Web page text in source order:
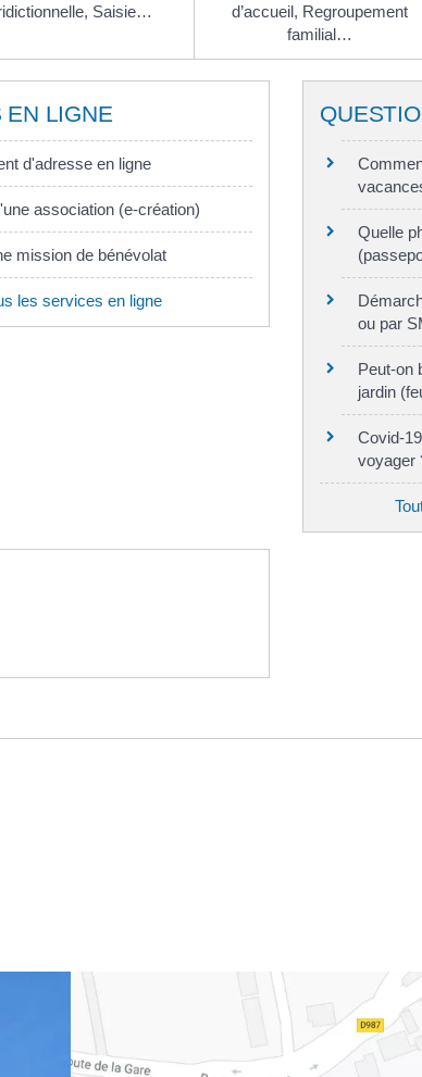
Saisie…
d’accueil, Regroupement
familial…
EN LIGNE
d'adresse en ligne
association (e-création)
mission de bénévolat
les services en ligne
Quelle
ou par
Peut-on
jardin
Covid-
voyager